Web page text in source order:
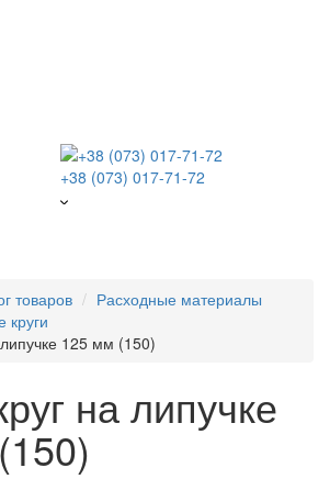
+38 (073) 017-71-72
товаров
Расходные материалы
125 мм (150)
на липучке